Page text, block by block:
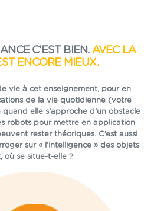
C’EST BIEN. AVEC LA
ENCORE MIEUX.
vie à cet enseignement, pour en
de la vie quotidienne (votre
elle s’approche d’un obstacle
robots pour mettre en application
rester théoriques. C’est aussi
sur « l’intelligence » des objets
où se situe-t-elle ?